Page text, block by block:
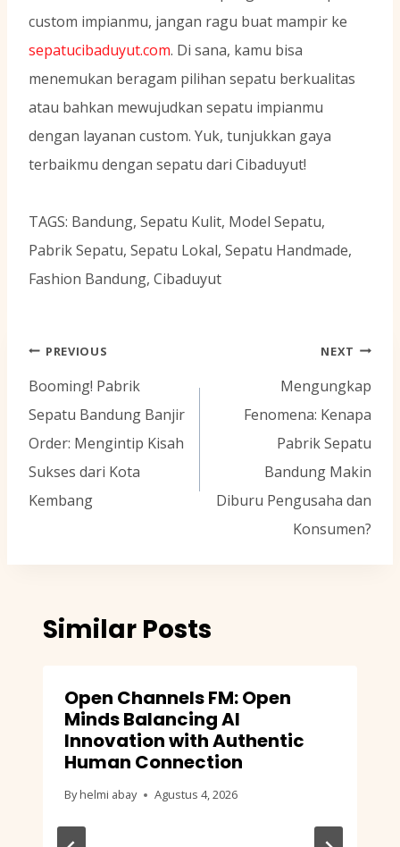
custom impianmu, jangan ragu buat mampir ke
sepatucibaduyut.com. Di sana, kamu bisa
menemukan beragam pilihan sepatu berkualitas
atau bahkan mewujudkan sepatu impianmu
dengan layanan custom. Yuk, tunjukkan gaya
terbaikmu dengan sepatu dari Cibaduyut!
TAGS: Bandung, Sepatu Kulit, Model Sepatu,
Pabrik Sepatu, Sepatu Lokal, Sepatu Handmade,
Fashion Bandung, Cibaduyut
Navigasi
pos
PREVIOUS
Booming! Pabrik
Sepatu Bandung Banjir
Order: Mengintip Kisah
Sukses dari Kota
Kembang
NEXT
Mengungkap
Fenomena: Kenapa
Pabrik Sepatu
Bandung Makin
Diburu Pengusaha dan
Konsumen?
Similar Posts
Open Channels FM: Open
Minds Balancing AI
Innovation with Authentic
Human Connection
By helmi abay Agustus 4, 2026